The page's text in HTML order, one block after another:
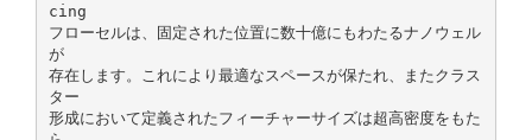
cing
フローセルは、固定された位置に数十億にもわたるナノウェル
が
存在します。これにより最適なスペースが保たれ、またクラス
ター
形成において定義されたフィーチャーサイズは超高密度をもた